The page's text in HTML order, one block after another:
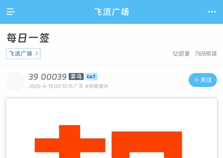
 飞流广场 
每日一签
12回复 769阅读
飞流广场 
 关注
39 00039 菜鸟
2025-5-15 00:51:15 广东 #闲聊灌水